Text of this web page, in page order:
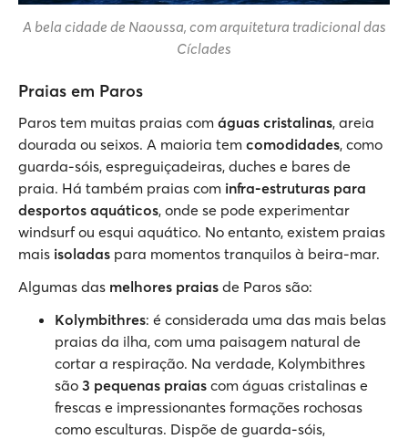
A bela cidade de Naoussa, com arquitetura tradicional das
Cíclades
Praias em Paros
Paros tem muitas praias com águas cristalinas, areia
dourada ou seixos. A maioria tem comodidades, como
guarda-sóis, espreguiçadeiras, duches e bares de
praia. Há também praias com infra-estruturas para
desportos aquáticos, onde se pode experimentar
windsurf ou esqui aquático. No entanto, existem praias
mais isoladas para momentos tranquilos à beira-mar.
Algumas das melhores praias de Paros são:
Kolymbithres: é considerada uma das mais belas
praias da ilha, com uma paisagem natural de
cortar a respiração. Na verdade, Kolymbithres
são 3 pequenas praias com águas cristalinas e
frescas e impressionantes formações rochosas
como esculturas. Dispõe de guarda-sóis,